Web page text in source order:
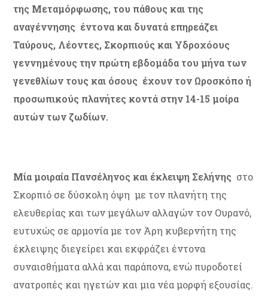
της Μεταμόρφωσης, του πάθους και της
αναγέννησης έντονα και δυνατά επηρεάζει
Ταύρους, Λέοντες, Σκορπιούς και Υδροχόους
γεννημένους την πρώτη εβδομάδα του μήνα των
γενεθλίων τους και όσους έχουν τον Ωροσκόπο ή
προσωπικούς πλανήτες κοντά στην 14-15 μοίρα
αυτών των ζωδίων.
Μία μοιραία Πανσέληνος και έκλειψη Σελήνης στο
Σκορπιό σε δύσκολη όψη με τον πλανήτη της
ελευθερίας και των μεγάλων αλλαγών τον Ουρανό,
ευτυχώς σε αρμονία με τον Άρη κυβερνήτη της
έκλειψης διεγείρει και εκφράζει έντονα
συναισθήματα αλλά και παράπονα, ενώ πυροδοτεί
ανατροπές και ηγετών και μια νέα μορφή εξουσίας.